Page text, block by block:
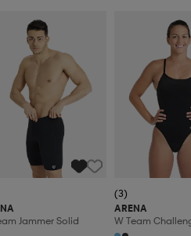
Jammer Solid
(3)
ARENA
W Team